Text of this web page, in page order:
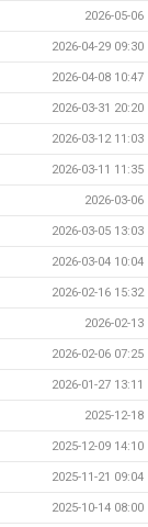
2026-05-06
2026-04-29 09:30
2026-04-08 10:47
2026-03-31 20:20
2026-03-12 11:03
2026-03-11 11:35
2026-03-06
2026-03-05 13:03
2026-03-04 10:04
2026-02-16 15:32
2026-02-13
2026-02-06 07:25
2026-01-27 13:11
2025-12-18
2025-12-09 14:10
2025-11-21 09:04
2025-10-14 08:00